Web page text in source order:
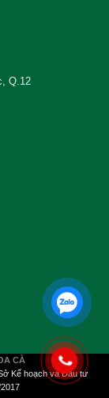
Q.12
CÀ
Kế hoạch và Đầu tư